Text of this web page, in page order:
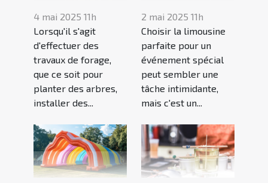
4 mai 2025 11h
Lorsqu'il s'agit
d'effectuer des
travaux de forage,
que ce soit pour
planter des arbres,
installer des...
2 mai 2025 11h
Choisir la limousine
parfaite pour un
événement spécial
peut sembler une
tâche intimidante,
mais c'est un...